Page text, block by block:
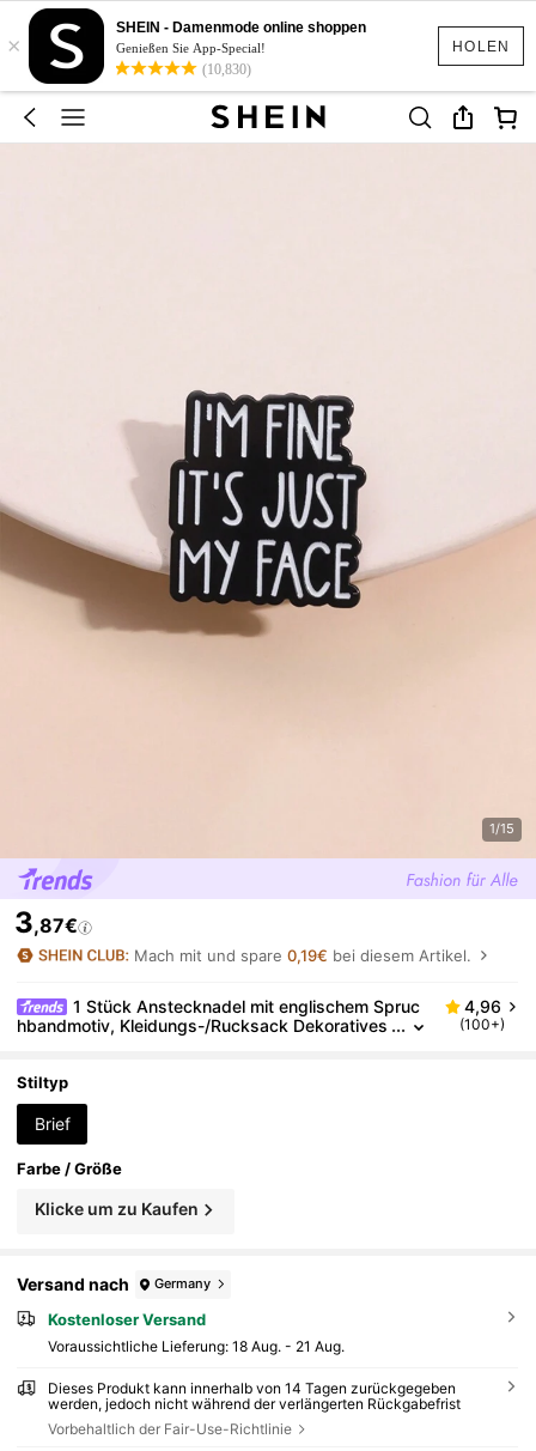
HOLEN
×
SHEIN - Damenmode online shoppen
Genießen Sie App-Special!
(10,830)
1/15
3,87€
Mach mit und spare0,19€ bei diesem Artikel.
1 Stück Anstecknadel mit englischem Spruc
hbandmotiv, Kleidungs-/Rucksack Dekoratives
4,96
(100+)
Stiltyp
Brief
Farbe / Größe
Klicke um zu Kaufen
Versand nach Germany
Kostenloser Versand
Voraussichtliche Lieferung: 18 Aug. - 21 Aug.
Dieses Produkt kann innerhalb von 14 Tagen zurückgegeben
werden, jedoch nicht während der verlängerten Rückgabefrist
Vorbehaltlich der Fair-Use-Richtlinie